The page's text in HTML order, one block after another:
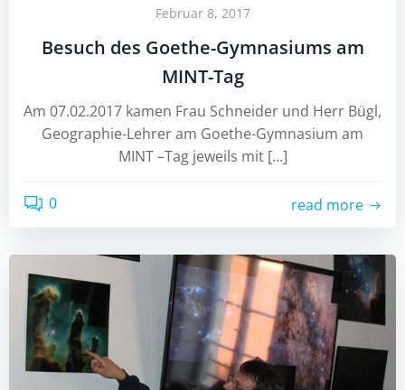
Februar 8, 2017
Besuch des Goethe-Gymnasiums am
MINT-Tag
Am 07.02.2017 kamen Frau Schneider und Herr Bügl,
Geographie-Lehrer am Goethe-Gymnasium am
MINT –Tag jeweils mit […]
0 read more